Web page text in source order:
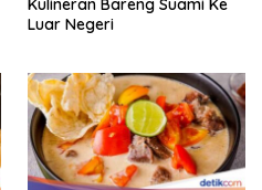
Kulineran Bareng Suami Ke
Luar Negeri